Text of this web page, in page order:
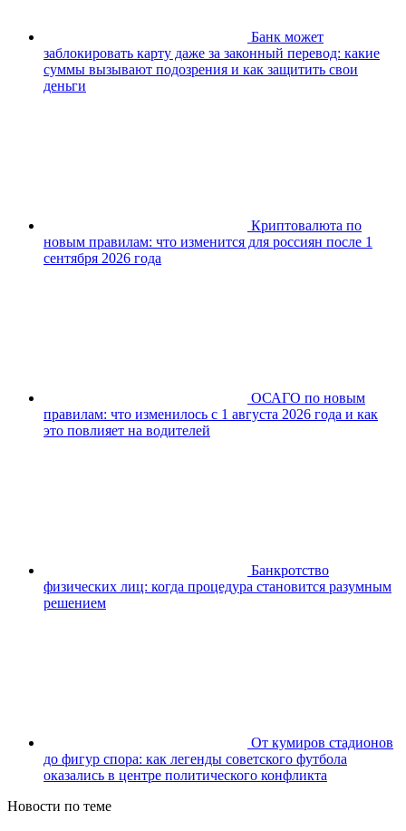
Банк может
заблокировать карту даже за законный перевод: какие
суммы вызывают подозрения и как защитить свои
деньги
Криптовалюта по
новым правилам: что изменится для россиян после 1
сентября 2026 года
ОСАГО по новым
правилам: что изменилось с 1 августа 2026 года и как
это повлияет на водителей
Банкротство
физических лиц: когда процедура становится разумным
решением
От кумиров стадионов
до фигур спора: как легенды советского футбола
оказались в центре политического конфликта
Новости по теме